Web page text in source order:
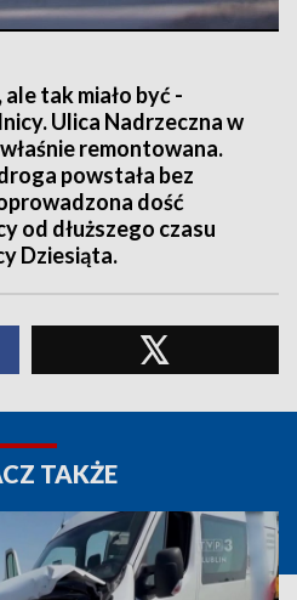
tak miało być -
Ulica Nadrzeczna w
remontowana.
powstała bez
dość
od dłuższego czasu
Dziesiąta.
TAKŻE